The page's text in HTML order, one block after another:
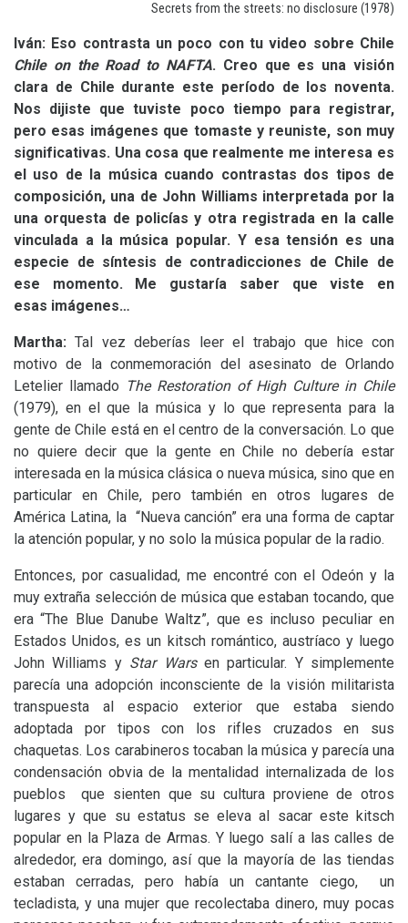
Secrets from the streets: no disclosure (1978)
Iván: Eso contrasta un poco con tu video sobre Chile
Chile on the Road to NAFTA. Creo que es una visión
clara de Chile durante este período de los noventa.
Nos dijiste que tuviste poco tiempo para registrar,
pero esas imágenes que tomaste y reuniste, son muy
significativas. Una cosa que realmente me interesa es
el uso de la música cuando contrastas dos tipos de
composición, una de John Williams interpretada por la
una orquesta de policías y otra registrada en la calle
vinculada a la música popular. Y esa tensión es una
especie de síntesis de contradicciones de Chile de
ese momento. Me gustaría saber que viste en
esas imágenes…
Martha: Tal vez deberías leer el trabajo que hice con
motivo de la conmemoración del asesinato de Orlando
Letelier llamado The Restoration of High Culture in Chile
(1979), en el que la música y lo que representa para la
gente de Chile está en el centro de la conversación. Lo que
no quiere decir que la gente en Chile no debería estar
interesada en la música clásica o nueva música, sino que en
particular en Chile, pero también en otros lugares de
América Latina, la “Nueva canción” era una forma de captar
la atención popular, y no solo la música popular de la radio.
Entonces, por casualidad, me encontré con el Odeón y la
muy extraña selección de música que estaban tocando, que
era “The Blue Danube Waltz”, que es incluso peculiar en
Estados Unidos, es un kitsch romántico, austríaco y luego
John Williams y Star Warsen particular. Y simplemente
parecía una adopción inconsciente de la visión militarista
transpuesta al espacio exterior que estaba siendo
adoptada por tipos con los rifles cruzados en sus
chaquetas. Los carabineros tocaban la música y parecía una
condensación obvia de la mentalidad internalizada de los
pueblos que sienten que su cultura proviene de otros
lugares y que su estatus se eleva al sacar este kitsch
popular en la Plaza de Armas. Y luego salí a las calles de
alrededor, era domingo, así que la mayoría de las tiendas
estaban cerradas, pero había un cantante ciego, un
tecladista, y una mujer que recolectaba dinero, muy pocas